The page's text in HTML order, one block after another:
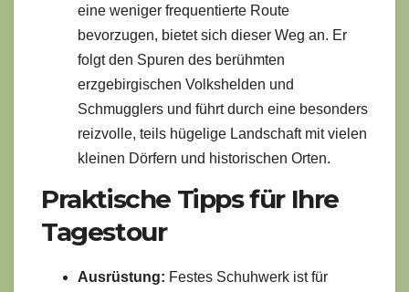
eine weniger frequentierte Route
bevorzugen, bietet sich dieser Weg an. Er
folgt den Spuren des berühmten
erzgebirgischen Volkshelden und
Schmugglers und führt durch eine besonders
reizvolle, teils hügelige Landschaft mit vielen
kleinen Dörfern und historischen Orten.
Praktische Tipps für Ihre
Tagestour
Ausrüstung: Festes Schuhwerk ist für